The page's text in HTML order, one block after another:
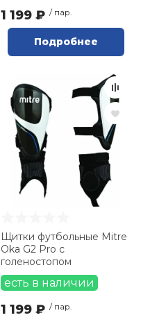
1 199 ₽ / пар.
Подробнее
Щитки футбольные Mitre
Oka G2 Pro с
голеностопом
есть в наличии
1 199 ₽ / пар.